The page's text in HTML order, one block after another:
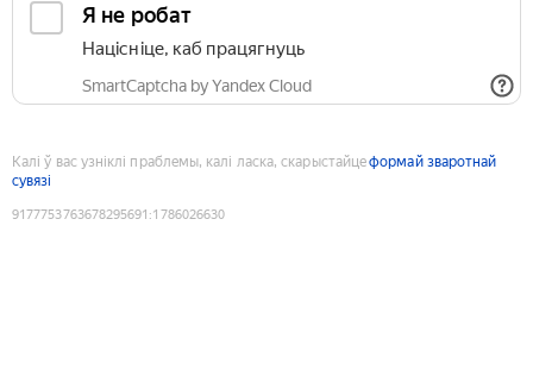
Я не робат
Націсніце, каб працягнуць
SmartCaptcha by Yandex Cloud
Калі ў вас узніклі праблемы, калі ласка, скарыстайцеформай зваротнай
сувязі
9177753763678295691 :1786026630